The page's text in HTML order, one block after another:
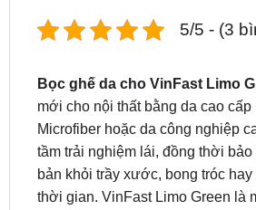
Bọc ghế da cho VinFast Limo
Microfiber hoặc da công nghiệp
tầm trải nghiệm lái, đồng thời bảo
bản khỏi trầy xước, bong tróc hay
thời gian. VinFast Limo Green là
nhỏ gọn, hiện đại, nhưng ghế nỉ
bám bẩn, thấm nước và nhanh